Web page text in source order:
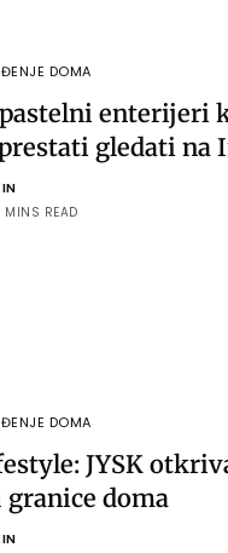
DOMA
enterijeri
gledati na
MINS READ
DOMA
JYSK
doma